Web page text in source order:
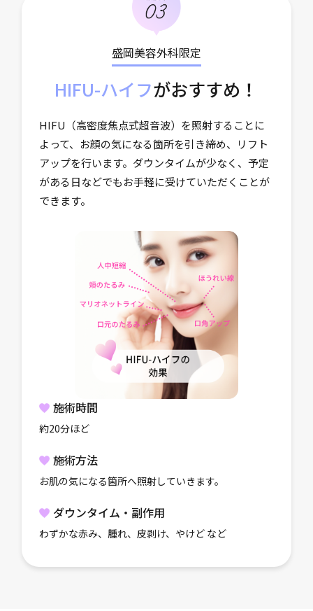
盛岡美容外科限定
HIFU-ハイフがおすすめ！
HIFU（高密度焦点式超音波）を照射することに
よって、お顔の気になる箇所を引き締め、リフト
アップを行います。ダウンタイムが少なく、予定
がある日などでもお手軽に受けていただくことが
できます。
施術時間
約20分ほど
施術方法
お肌の気になる箇所へ照射していきます。
ダウンタイム・副作用
わずかな赤み、腫れ、皮剥け、やけど など